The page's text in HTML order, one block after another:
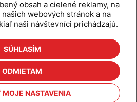
obsah a cielené reklamy, na
webových stránok a na
naši návštevníci prichádzajú.
SÚHLASÍM
ODMIETAM
MOJE NASTAVENIA
Produkty
Odber šikovné tipy
Cenníky
Referencie
Kontakt